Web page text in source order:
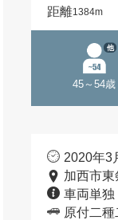
距離1384m
45～54歳
他
2020年3
加西市東
車両単独
原付二種